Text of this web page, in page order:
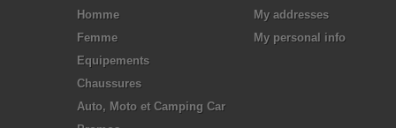
Homme
Femme
Equipements
Chaussures
Auto, Moto et Camping Car
My addresses
My personal info